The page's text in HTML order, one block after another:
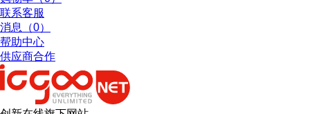
联系客服
消息（0）
帮助中心
供应商合作